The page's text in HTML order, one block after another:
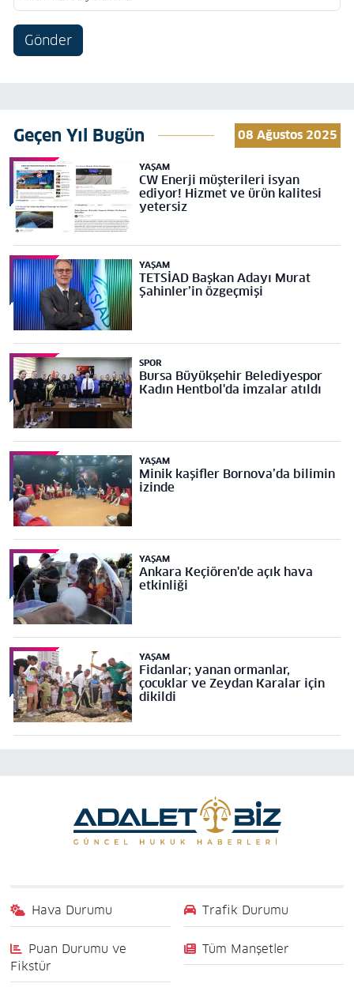
Gönder
Geçen Yıl Bugün 08 Ağustos 2025
YAŞAM
CW Enerji müşterileri isyan
ediyor! Hizmet ve ürün kalitesi
yetersiz
YAŞAM
TETSİAD Başkan Adayı Murat
Şahinler’in özgeçmişi
SPOR
Bursa Büyükşehir Belediyespor
Kadın Hentbol'da imzalar atıldı
YAŞAM
Minik kaşifler Bornova’da bilimin
izinde
YAŞAM
Ankara Keçiören'de açık hava
etkinliği
YAŞAM
Fidanlar; yanan ormanlar,
çocuklar ve Zeydan Karalar için
dikildi
Hava Durumu Trafik Durumu
Puan Durumu ve
Fikstür
Tüm Manşetler